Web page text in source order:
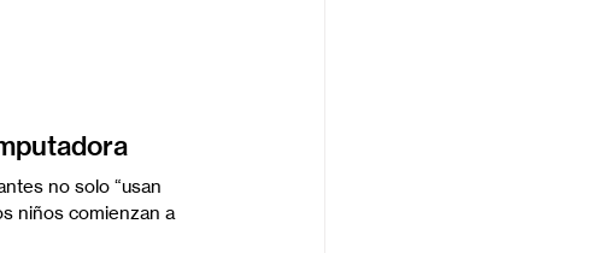
no solo “usan
niños comienzan a